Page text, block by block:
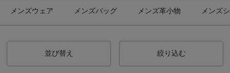
メンズウェア メンズバッグ メンズ革小物 メンズ
並び替え 絞り込む